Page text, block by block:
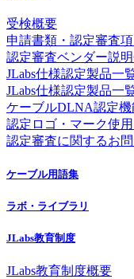
受検概要
申請書類・認定審査項
認定審査ベンダー説
JLabs仕様認定製品一
JLabs仕様認定製品一
ケーブルDLNA認定機
認定ロゴ・マーク使
認定審査に関するお
ケーブル用語集
ラボ・ライブラリ
JLabs教育制度
JLabs教育制度概要